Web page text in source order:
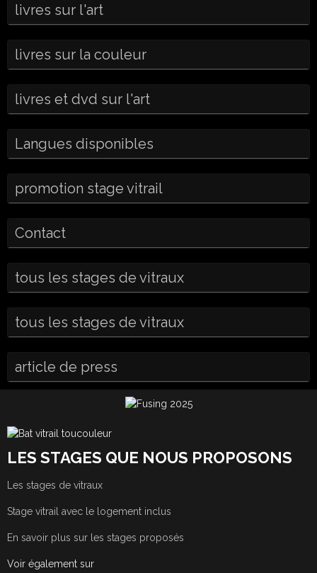
livres sur l'art
livres sur la couleur
livres et dvd sur l'art
Langues disponibles
promotion stage vitrail
Contact
tous les stages de vitraux
tous les stages de vitraux
article de press
LES STAGES QUE NOUS PROPOSONS
Les stages de vitraux
Stage vitrail avec le logement inclus
En savoir plus sur les stages proposés
Voir également sur